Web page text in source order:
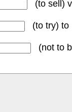
(to sell)
(to try) to
(not to